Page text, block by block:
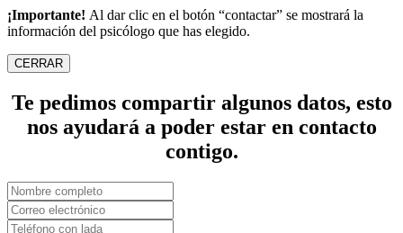
¡Importante! Al dar clic en el botón “contactar” se mostrará la
información del psicólogo que has elegido.
CERRAR
Te pedimos compartir algunos datos, esto
nos ayudará a poder estar en contacto
contigo.